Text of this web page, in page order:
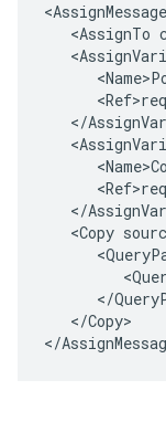
<AssignMessage
<AssignTo
<
<
<
</
<
<
<
</
<Copy
<
<
</
</Copy>
</